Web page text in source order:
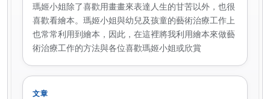
瑪姬小姐除了喜歡用畫畫來表達人生的甘苦以外，也很
喜歡看繪本。瑪姬小姐與幼兒及孩童的藝術治療工作上
也常常利用到繪本，因此，在這裡將我利用繪本來做藝
術治療工作的方法與各位喜歡瑪姬小姐或欣賞
文章